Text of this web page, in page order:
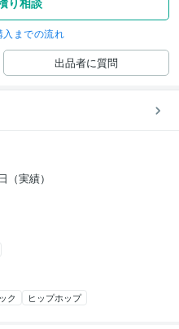
入までの流れ
出品者に質問
（実績）
ク ヒップホップ